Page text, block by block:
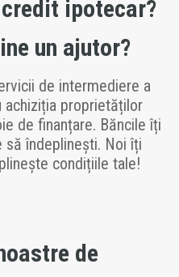
ipotecar?
un ajutor?
de intermediere a
achiziția proprietăților
de finanțare. Băncile îți
să îndeplinești. Noi îți
condițiile tale!
de